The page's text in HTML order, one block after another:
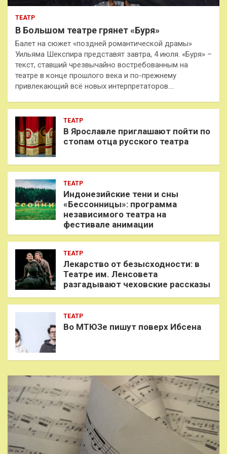
ТЕАТР
В Большом театре грянет «Буря»
Балет на сюжет «поздней романтической драмы»
Уильяма Шекспира представят завтра, 4 июля. «Буря» –
текст, ставший чрезвычайно востребованным на
театре в конце прошлого века и по-прежнему
привлекающий всё новых интерпретаторов.…
ТЕАТР
В Ярославле приглашают пойти по
стопам отца русского театра
ТЕАТР
Индонезийские тени и сны
«Бессонницы»: программа
независимого театра на
фестивале анимации
ТЕАТР
Лекарство от безысходности: в
Театре им. Ленсовета
разгадывают чеховские рассказы
ТЕАТР
Во МТЮЗе пишут поверх Ибсена